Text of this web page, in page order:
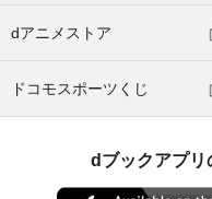
dアニメストア
ドコモスポーツくじ
dブックアプリ